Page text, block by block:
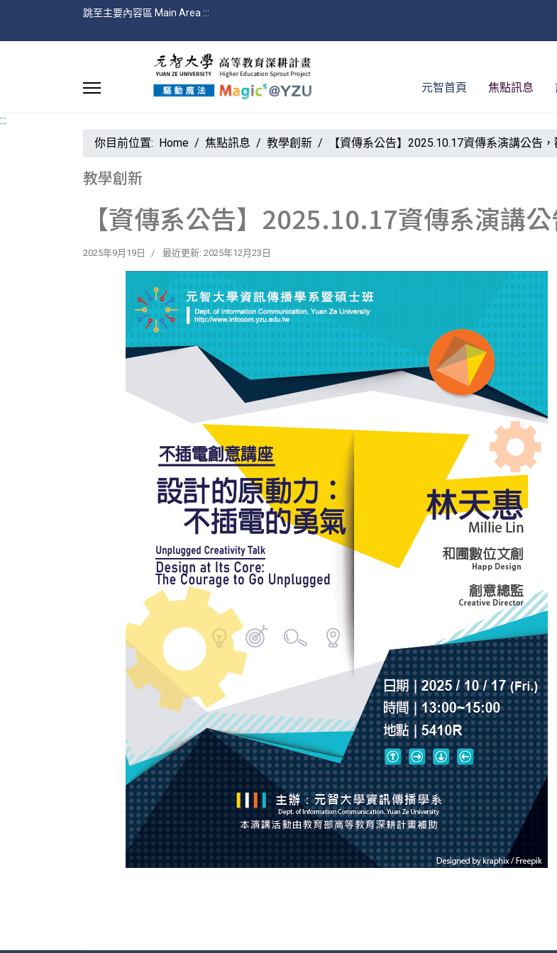
跳至主要內容區 Main Area :::
元智首頁 焦點訊息
:::
你目前位置: Home 焦點訊息 教學創新 【資傳系公告】2025.10.17資傳系演講公告
教學創新
【資傳系公告】2025.10.17資傳系演講
2025年9月19日 最近更新: 2025年12月23日